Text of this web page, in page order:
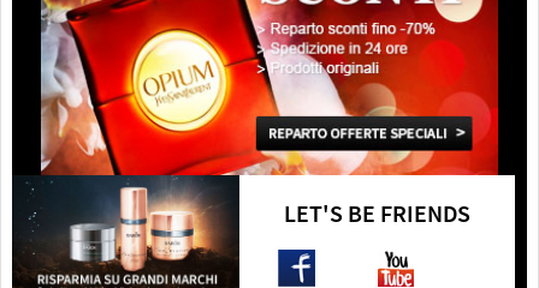
LET'S BE FRIENDS